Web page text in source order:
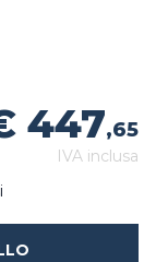
447,65
IVA inclusa